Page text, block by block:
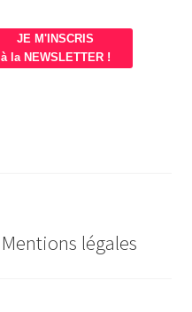
JE M'INSCRIS
à la NEWSLETTER !
Mentions légales